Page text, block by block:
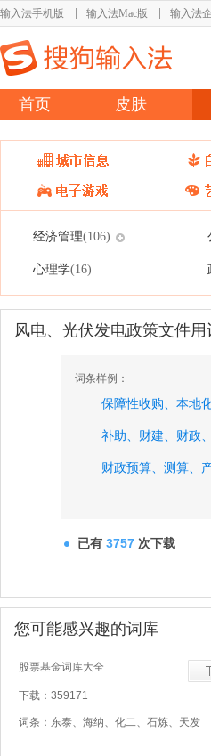
输入法手机版 输入法Mac版 输入法
首页 皮肤
经济管理(106)
心理学(16)
风电、光伏发电政策文件用
词条样例：
保障性收购、 本地
补助、 财建、 财政、
财政预算、 测算、
已有 3757 次下载
您可能感兴趣的词库
股票基金词库大全
下载：359171
词条：东泰、海纳、化二、石炼、天发